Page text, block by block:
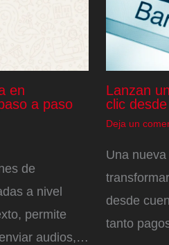
en
a paso
de
a nivel
permite
audios,…
Lanzan
clic
Deja un
Una
desde
tanto